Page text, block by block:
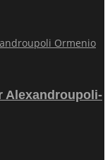
Alexandroupoli-